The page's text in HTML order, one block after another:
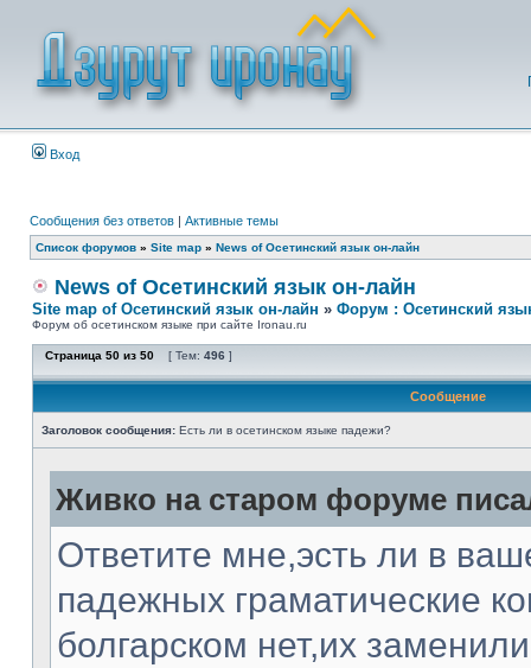
Вход
Сообщения без ответов | Активные темы
Список форумов » Site map » News of Осетинский язык он-лайн
News of Осетинский язык он-лайн
Site map of Осетинский язык он-лайн » Форум : Осетинский
Форум об осетинском языке при сайте Ironau.ru
Страница 50 из 50 [ Тем: 496 ]
Сообщение
Заголовок сообщения: Есть ли в осетинском языке падежи?
Живко на старом форуме
Ответите мне,эсть ли в
падежных граматические
болгарском нет,их